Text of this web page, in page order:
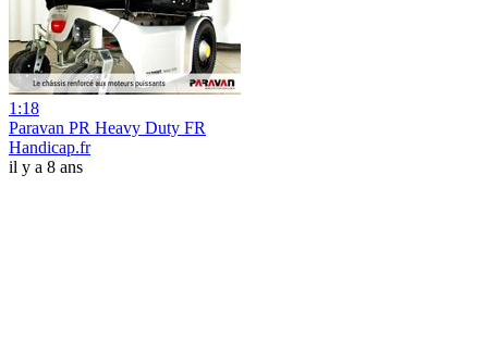
1:18
Paravan PR Heavy Duty FR
Handicap.fr
il y a 8 ans